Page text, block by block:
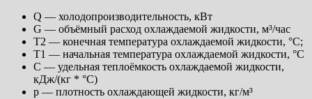
Q — холодопроизводительность, кВт
G — объёмный расход охлаждаемой жидкости, м³/час
T2 — конечная температура охлаждаемой жидкости, °C;
T1 — начальная температура охлаждаемой жидкости, °C
C — удельная теплоёмкость охлаждаемой жидкости,
кДж/(кг * °C)
p — плотность охлаждающей жидкости, кг/м³